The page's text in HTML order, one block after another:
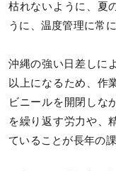
枯れないように、夏
うに、温度管理に常
沖縄の強い日差しに
以上になるため、作
ビニールを開閉しな
を繰り返す労力や、
ていることが長年の